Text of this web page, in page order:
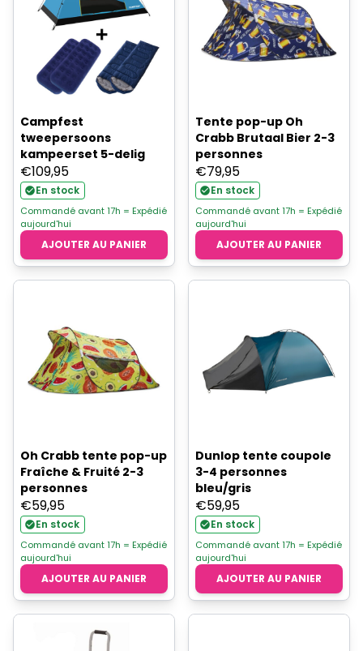
Campfest
tweepersoons
kampeerset 5-delig
€109,95
En stock
Commandé avant 17h = Expédié
aujourd'hui
AJOUTER AU PANIER
Tente pop-up Oh
Crabb Brutaal Bier 2-3
personnes
€79,95
En stock
Commandé avant 17h = Expédié
aujourd'hui
AJOUTER AU PANIER
Oh Crabb tente pop-up
Fraîche & Fruité 2-3
personnes
€59,95
En stock
Commandé avant 17h = Expédié
aujourd'hui
AJOUTER AU PANIER
Dunlop tente coupole
3-4 personnes
bleu/gris
€59,95
En stock
Commandé avant 17h = Expédié
aujourd'hui
AJOUTER AU PANIER